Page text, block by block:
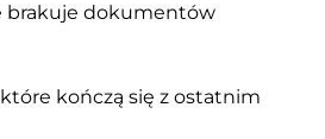
brakuje dokumentów
kończą się z ostatnim